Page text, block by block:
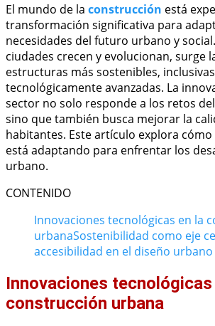
El mundo de la construcción está
transformación significativa para
necesidades del futuro urbano y
ciudades crecen y evolucionan, surge
estructuras más sostenibles,
tecnológicamente avanzadas. La
sector no solo responde a los retos
sino que también busca mejorar la
habitantes. Este artículo explora
está adaptando para enfrentar los
urbano.
CONTENIDO
Innovaciones tecnológicas en la
urbanaSostenibilidad como eje
accesibilidad en el diseño urbano
Innovaciones tecnológicas
construcción urbana